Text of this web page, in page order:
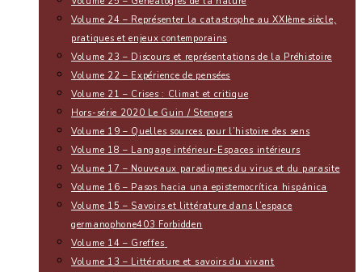
Volume 24 – Représenter la catastrophe au XXIème siècle,
pratiques et enjeux contemporains
Volume 23 – Discours et représentations de la Préhistoire
Volume 22 – Expérience de pensées
Volume 21 – Crises : Climat et critique
Hors-série 2020 Le Guin / Stengers
Volume 19 – Quelles sources pour l’histoire des sens
Volume 18 – Langage intérieur-Espaces intérieurs
Volume 17 – Nouveaux paradigmes du virus et du parasite
Volume 16 – Pasos hacia una epistemocrítica hispánica
Volume 15 – Savoirs et littérature dans l’espace
germanophone403 Forbidden
Volume 14 – Greffes
Volume 13 – Littérature et savoirs du vivant